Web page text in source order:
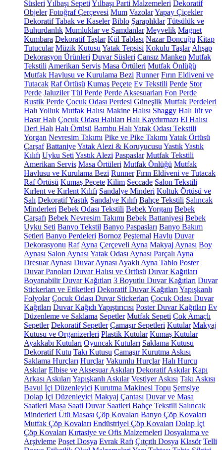
Süsleri Yılbaşı Sepeti Yılbaşı Parti Malzemeleri Dekoratif
Objeler Fotoğraf Çerçevesi Mum VazolarYapay Çiçekler
Dekoratif Tabak ve Kaseler Biblo Şaraplıklar Tütsülük ve
Buhurdanlık Mumluklar ve Şamdanlar Meyvelik Magnet
Kumbara Dekoratif Taşlar Kül Tablası Nazar Boncuğu Kitap
Tutucular Müzik Kutusu Yatak Tepsisi Kokulu Taşlar Ahşap
Dekorasyon Ürünleri Duvar Süsleri Cansız Manken Mutfak
Tekstili Amerikan Servis Masa Örtüleri Mutfak Önlüğü
Mutfak Havlusu ve Kurulama Bezi Runner Fırın Eldiveni ve
Tutacak Raf Örtüsü Kumaş Peçete Ev Tekstili Perde Stor
Perde Jaluziler Tül Perde Perde Aksesuarları Fon Perde
Rustik Perde Çocuk Odası Perdesi Güneşlik Mutfak Perdeleri
Halı Yolluk Mutfak Halısı Makine Halısı Shaggy Halı Jüt ve
Hasır Halı Çocuk Odası Halıları Halı Kaydırmazı El Halısı
Deri Halı Halı Örtüsü Bambu Halı Yatak Odası Tekstili
Yorgan Nevresim Takımı Pike ve Pike Takımı Yatak Örtüsü
Çarşaf BattaniyeYatak Alezi & Koruyucusu YastıkYastık
Kılıfı Uyku Seti Yastık Alezi Paspaslar Mutfak Tekstili
Amerikan Servis Masa Örtüleri Mutfak Önlüğü Mutfak
Havlusu ve Kurulama Bezi Runner Fırın Eldiveni ve Tutacak
Raf Örtüsü Kumaş Peçete Kilim Seccade Salon Tekstili
Kırlent ve Kırlent Kılıfı Sandalye Minderi Koltuk Örtüsü ve
Şalı Dekoratif Yastık Sandalye Kılıfı Bahçe Tekstili Salıncak
Minderleri Bebek Odası Tekstili Bebek Yorganı Bebek
Çarşafı Bebek Nevresim Takımı Bebek Battaniyesi Bebek
Uyku Seti Banyo Tekstil Banyo Paspasları Banyo Bakım
Setleri Banyo Perdeleri Bornoz Peştemal Havlu Duvar
Dekorasyonu Raf Ayna Çerçeveli Ayna Makyaj Aynası Boy
Aynası Salon Aynası Yatak Odası Aynası Parçalı Ayna
Dresuar Aynası Duvar Aynası Ayaklı Ayna Tablo Poster
Duvar Panoları Duvar Halısı ve Örtüsü Duvar Kağıtları
Boyanabilir Duvar Kağıtları 3 Boyutlu Duvar Kağıtları Duvar
Stickerları ve Etiketleri Dekoratif Duvar Kağıtları Yapışkanlı
Folyolar Çocuk Odası Duvar Stickerları Çocuk Odası Duvar
Kağıtları Duvar Kağıdı Yapıştırıcısı Poster Duvar Kağıtları Ev
Düzenleme ve Saklama Sepetler Mutfak Sepeti Çok Amaçlı
Sepetler Dekoratif Sepetler Çamaşır Sepetleri Kutular Makyaj
Kutusu ve Organizerleri Plastik Kutular Kumaş Kutular
Ayakkabı Kutuları Oyuncak Kutuları Saklama Kutusu
Dekoratif Kutu Takı Kutusu Çamaşır Kurutma Askısı
Saklama Hurçları Hurçlar Vakumlu Hurçlar Halı Hurcu
Askılar Elbise ve Aksesuar Askıları Dekoratif Askılar Kapı
Arkası Askıları Yapışkanlı Askılar Vestiyer Askısı Takı Askısı
Bavul İçi Düzenleyici Kurutma Makinesi Topu Şemsiye
Dolap İçi Düzenleyici Makyaj Çantası Duvar ve Masa
Saatleri Masa Saati Duvar Saatleri Bahçe Tekstili Salıncak
Minderleri Ütü Masası Çöp Kovaları Banyo Çöp Kovaları
Mutfak Çöp Kovaları Endüstriyel Çöp Kovaları Dolap İçi
Çöp Kovaları Kırtasiye ve Ofis Malzemeleri Dosyalama ve
Arşivleme Poşet Dosya Evrak Rafı Çıtçıtlı Dosya Klasör Telli